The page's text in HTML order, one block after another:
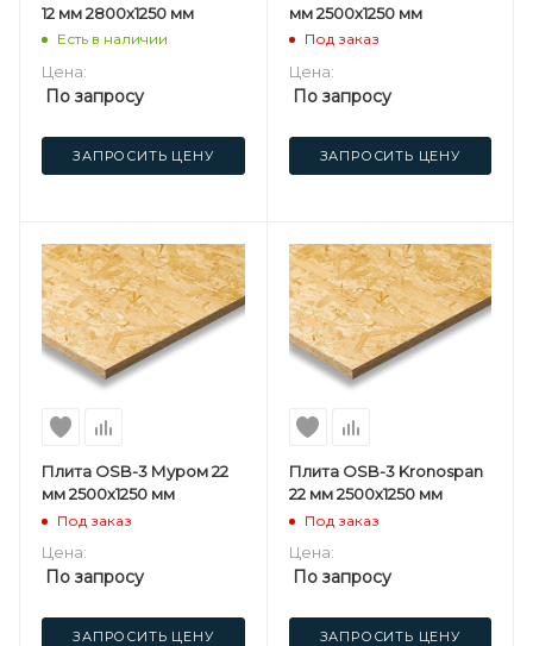
12 мм 2800х1250 мм
Есть в наличии
Цена:
По запросу
ЗАПРОСИТЬ ЦЕНУ
мм 2500х1250 мм
Под заказ
Цена:
По запросу
ЗАПРОСИТЬ ЦЕНУ
Плита OSB-3 Муром 22
мм 2500х1250 мм
Под заказ
Цена:
По запросу
ЗАПРОСИТЬ ЦЕНУ
Плита OSB-3 Kronospan
22 мм 2500х1250 мм
Под заказ
Цена:
По запросу
ЗАПРОСИТЬ ЦЕНУ